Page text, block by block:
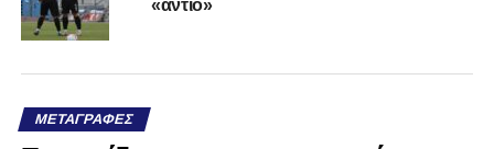
«αντίο»
ΜΕΤΑΓΡΑΦΈΣ